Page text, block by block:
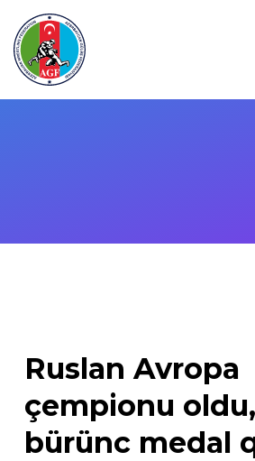
content
Ruslan Avropa
çempionu
bürünc medal